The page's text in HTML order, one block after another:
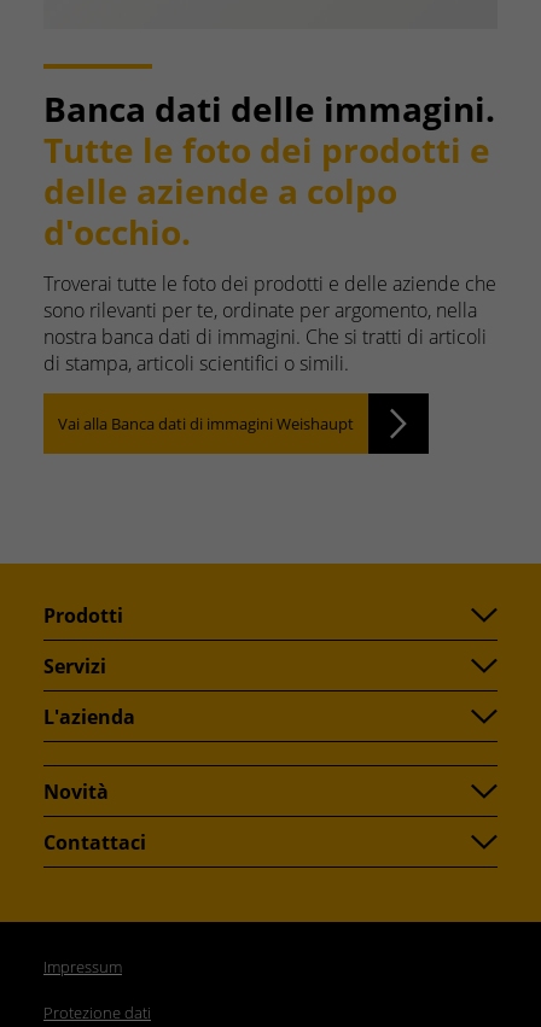
Banca dati delle immagini.
Tutte le foto dei prodotti e
delle aziende a colpo
d'occhio.
Troverai tutte le foto dei prodotti e delle aziende che
sono rilevanti per te, ordinate per argomento, nella
nostra banca dati di immagini. Che si tratti di articoli
di stampa, articoli scientifici o simili.
Vai alla Banca dati di immagini Weishaupt
Prodotti
Servizi
L'azienda
Novità
Contattaci
Impressum
Protezione dati